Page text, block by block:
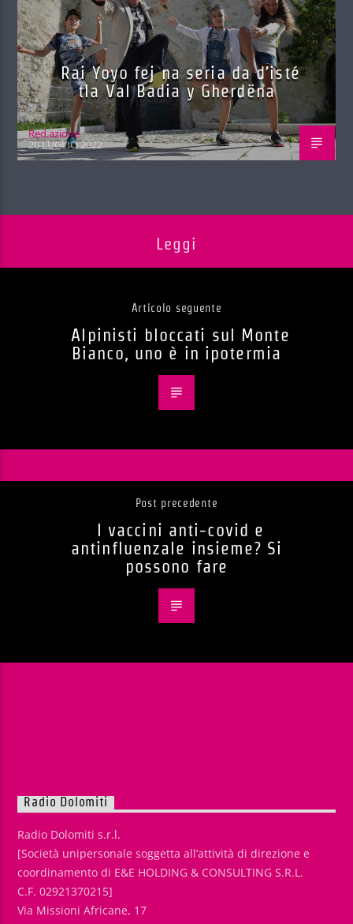
Rai Yoyo fej na seria da d’isté
tla Val Badia y Gherdëna
Red.azione
20 LUGLIO 2022
Leggi
Articolo seguente
Alpinisti bloccati sul Monte
Bianco, uno è in ipotermia
Post precedente
I vaccini anti-covid e
antinfluenzale insieme? Si
possono fare
Radio Dolomiti
Radio Dolomiti s.r.l.
[Società unipersonale soggetta all’attività di direzione e
coordinamento di E&E HOLDING & CONSULTING S.R.L.
C.F. 02921370215]
Via Missioni Africane, 17